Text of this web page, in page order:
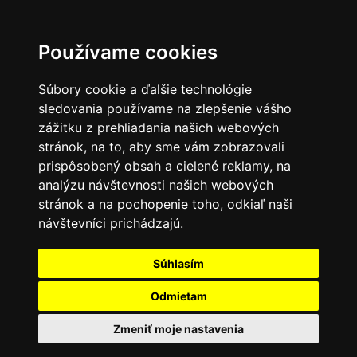
Používame cookies
Súbory cookie a ďalšie technológie
sledovania používame na zlepšenie vášho
zážitku z prehliadania našich webových
stránok, na to, aby sme vám zobrazovali
prispôsobený obsah a cielené reklamy, na
analýzu návštevnosti našich webových
stránok a na pochopenie toho, odkiaľ naši
návštevníci prichádzajú.
Súhlasím
Odmietam
Zmeniť moje nastavenia